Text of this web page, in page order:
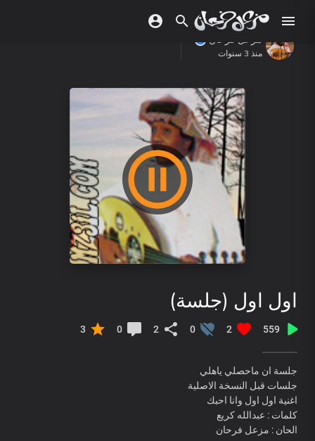
منذ 3 سنوات
اول اول (جلسة)
559
2
0
2
0
3
جلسة ان ماحصلي ياهلي
جلسات قبل النسخة الاصلية
اغنية اول اول وانا احبك
كلمات : عبدالله كريع
الحان : مزعل فرحان